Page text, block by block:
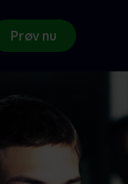
Prøv nu